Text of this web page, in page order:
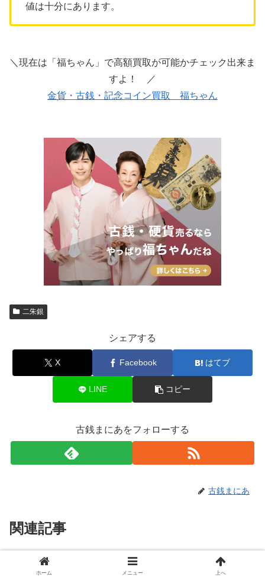
値は十分にあります。
＼現在は「福ちゃん」で高額買取が可能かチェック出来ま
すよ！ ／
金貨・古銭・記念コイン買取 福ちゃん
二朱銀
シェアする
X Facebook はてブ
LINE コピー
古銭まにあをフォローする
古銭まにあ
関連記事
古南鐐二朱銀の価値はいくら？相
場価格・見分け方・種類一覧｜明
ホーム メニュー 上へ